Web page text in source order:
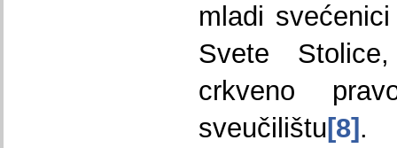
mladi
Svete
crkveno
sveučilištu[8] .